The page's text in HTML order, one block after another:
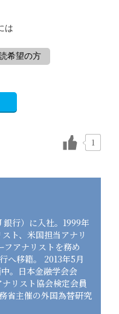
は
希望の方
1
行）に入社。1999年
ト、米国担当アナリ
フアナリストを務め
へ移籍。 2013年5月
。日本金融学会会
リスト協会検定会員
省主催の外国為替研究